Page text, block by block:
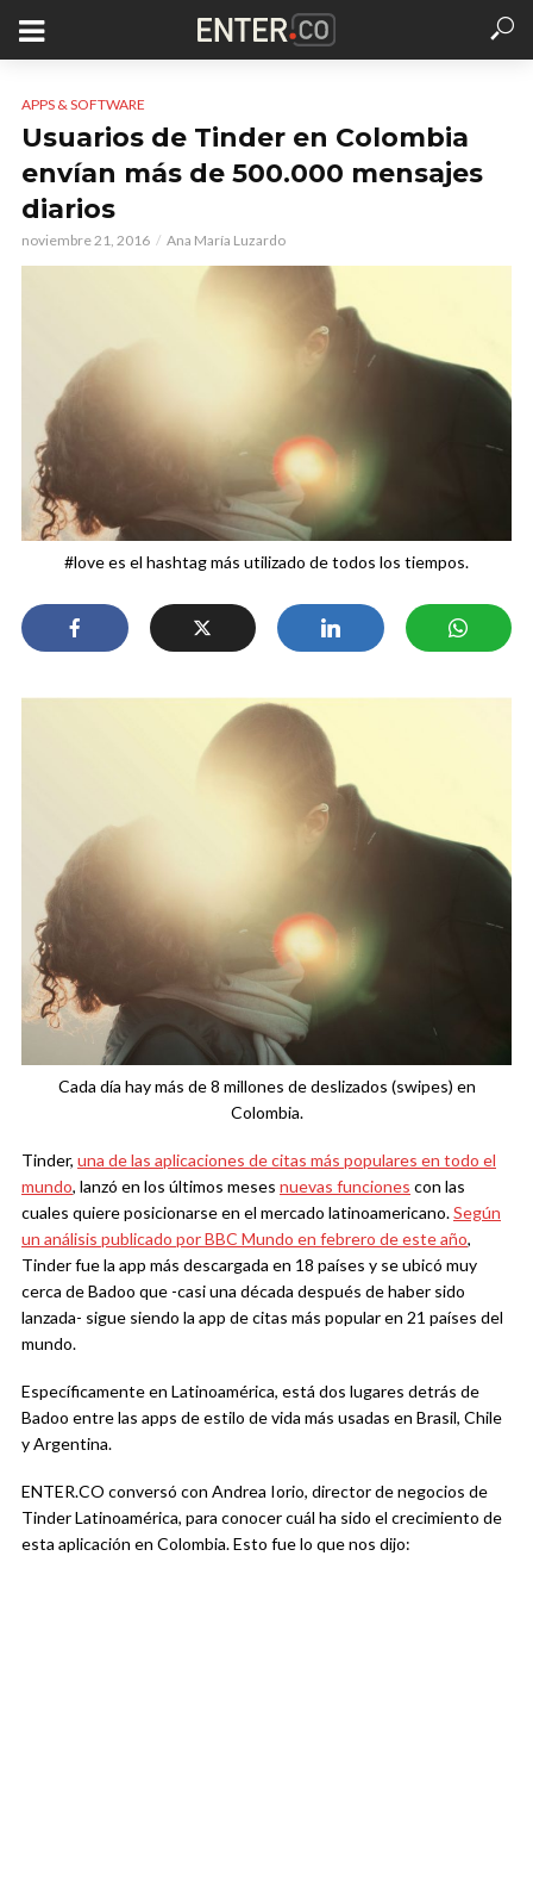
APPS & SOFTWARE
Usuarios de Tinder en Colombia
envían más de 500.000 mensajes
diarios
noviembre 21, 2016 Ana María Luzardo
#love es el hashtag más utilizado de todos los tiempos.
Cada día hay más de 8 millones de deslizados (swipes) en
Colombia.
Tinder, una de las aplicaciones de citas más populares en todo el
mundo, lanzó en los últimos meses nuevas funciones con las
cuales quiere posicionarse en el mercado latinoamericano.Según
un análisis publicado por BBC Mundo en febrero de este año,
Tinder fue la app más descargada en 18 países y se ubicó muy
cerca de Badoo que -casi una década después de haber sido
lanzada- sigue siendo la app de citas más popular en 21 países del
mundo.
Específicamente en Latinoamérica, está dos lugares detrás de
Badoo entre las apps de estilo de vida más usadas en Brasil, Chile
y Argentina.
ENTER.CO conversó con Andrea Iorio, director de negocios de
Tinder Latinoamérica, para conocer cuál ha sido el crecimiento de
esta aplicación en Colombia. Esto fue lo que nos dijo: